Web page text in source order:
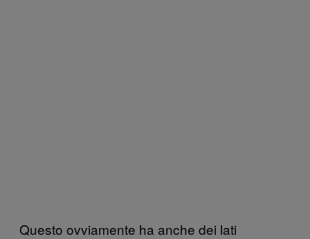
Questo ovviamente ha anche dei lati